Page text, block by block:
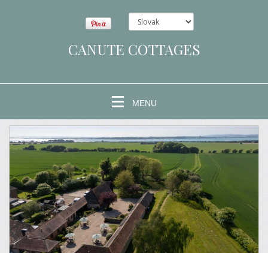
CANUTE COTTAGES
MENU